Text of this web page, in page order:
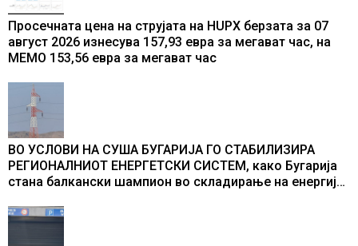
Просечната цена на струјата на HUPX берзата за 07
август 2026 изнесува 157,93 евра за мегават час, на
МЕМО 153,56 евра за мегават час
ВО УСЛОВИ НА СУША БУГАРИЈА ГО СТАБИЛИЗИРА
РЕГИОНАЛНИОТ ЕНЕРГЕТСКИ СИСТЕМ, како Бугарија
стана балкански шампион во складирање на енергија